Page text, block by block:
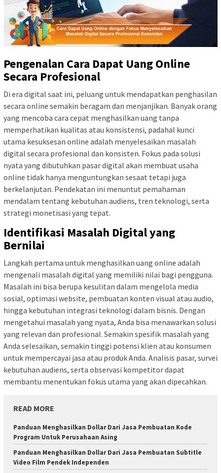
Pengenalan Cara Dapat Uang Online
Secara Profesional
Di era digital saat ini, peluang untuk mendapatkan penghasilan
secara online semakin beragam dan menjanjikan. Banyak orang
yang mencoba cara cepat menghasilkan uang tanpa
memperhatikan kualitas atau konsistensi, padahal kunci
utama kesuksesan online adalah menyelesaikan masalah
digital secara profesional dan konsisten. Fokus pada solusi
nyata yang dibutuhkan pasar digital akan membuat usaha
online tidak hanya menguntungkan sesaat tetapi juga
berkelanjutan. Pendekatan ini menuntut pemahaman
mendalam tentang kebutuhan audiens, tren teknologi, serta
strategi monetisasi yang tepat.
Identifikasi Masalah Digital yang
Bernilai
Langkah pertama untuk menghasilkan uang online adalah
mengenali masalah digital yang memiliki nilai bagi pengguna.
Masalah ini bisa berupa kesulitan dalam mengelola media
sosial, optimasi website, pembuatan konten visual atau audio,
hingga kebutuhan integrasi teknologi dalam bisnis. Dengan
mengetahui masalah yang nyata, Anda bisa menawarkan solusi
yang relevan dan profesional. Semakin spesifik masalah yang
Anda selesaikan, semakin tinggi potensi klien atau konsumen
untuk mempercayai jasa atau produk Anda. Analisis pasar, survei
kebutuhan audiens, serta observasi kompetitor dapat
membantu menentukan fokus utama yang akan dipecahkan.
READ MORE
Panduan Menghasilkan Dollar Dari Jasa Pembuatan Kode
Program Untuk Perusahaan Asing
Panduan Menghasilkan Dollar Dari Jasa Pembuatan Subtitle
Video Film Pendek Independen